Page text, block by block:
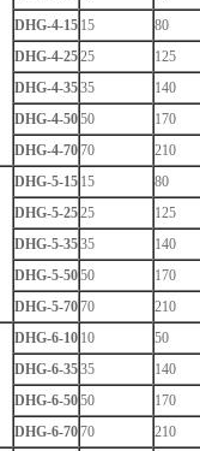
DHG-4-15 15
80
DHG-4-2525
125
DHG-4-3535
140
DHG-4-5050
170
DHG-4-7070 210
DHG-5-15 15
80
DHG-5-2525
125
DHG-5-3535
140
DHG-5-5050
170
DHG-5-7070 210
DHG-6-10 10
50
DHG-6-3535
140
DHG-6-5050
170
DHG-6-7070 210